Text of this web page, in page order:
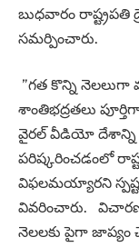
బుధవారం రాష్ట్రపతి
సమర్పించారు.
”గత కొన్ని నెలలుగా
శాంతిభద్రతలు
వైరల్‌ వీడియో దేశాన్ని
పరిష్కరించడంలో
విఫలమయ్యారని
వివరించారు. విచారణ
నెలలకు పైగా జాప్యం